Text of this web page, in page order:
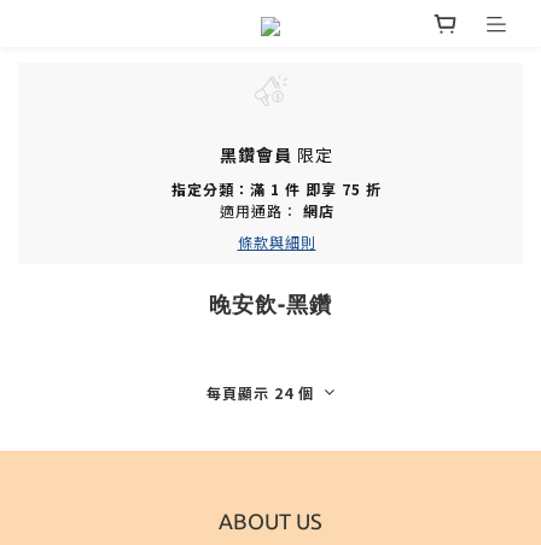
黑鑽會員 限定
指定分類：滿 1 件 即享 75 折
適用通路： 網店
條款與細則
晚安飲-黑鑽
每頁顯示 24 個
ABOUT US